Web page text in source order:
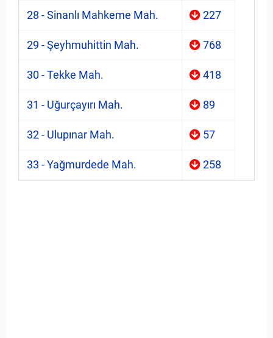
28 - Sinanlı Mahkeme Mah. 227
29 - Şeyhmuhittin Mah. 768
30 - Tekke Mah. 418
31 - Uğurçayırı Mah. 89
32 - Ulupınar Mah. 57
33 - Yağmurdede Mah. 258